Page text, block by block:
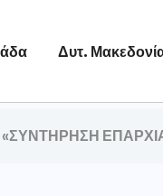
Δυτ.
: «ΣΥΝΤΗΡΗΣΗ